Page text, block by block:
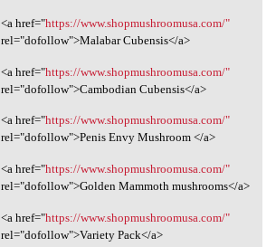
<a href="https://www.shopmushroomusa.com/"
rel="dofollow">Malabar Cubensis</a>
<a href="https://www.shopmushroomusa.com/"
rel="dofollow">Cambodian Cubensis</a>
<a href="https://www.shopmushroomusa.com/"
rel="dofollow">Penis Envy Mushroom </a>
<a href="https://www.shopmushroomusa.com/"
rel="dofollow">Golden Mammoth mushrooms</a>
<a href="https://www.shopmushroomusa.com/"
rel="dofollow">Variety Pack</a>